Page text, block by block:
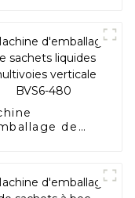
BHD-240SC
de